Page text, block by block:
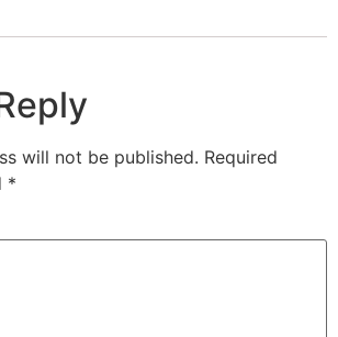
will not be published. Required
*